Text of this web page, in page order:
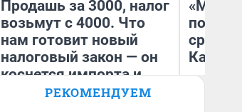
Продашь за 3000, налог
возьмут с 4000. Что
нам готовит новый
налоговый закон — он
коснется импорта и
даже репетиторов
РЕКОМЕНДУЕМ